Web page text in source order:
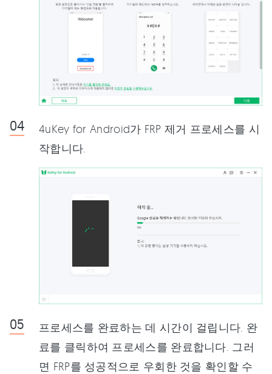
4uKey for Android가 FRP 제거 프로세스를 시
작합니다.
프로세스를 완료하는 데 시간이 걸립니다. 완
료를 클릭하여 프로세스를 완료합니다. 그러
면 FRP를 성공적으로 우회한 것을 확인할 수